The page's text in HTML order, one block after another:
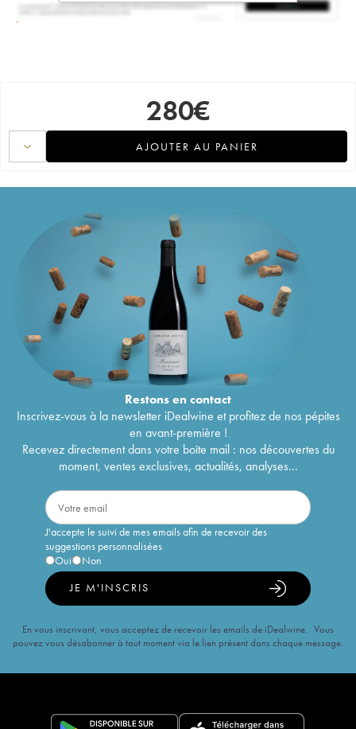
280€
AJOUTER AU PANIER
Restons encontact
Inscrivez-vous à la newsletter iDealwine et profitez de nos pépites
en avant-première !
Recevez directement dans votre boîte mail : nos découvertes du
moment, ventes exclusives, actualités, analyses...
J'accepte le suivi de mes emails afin de recevoir des
suggestions personnalisées
Oui
Non
JE M'INSCRIS
En vous inscrivant, vous acceptez de recevoir les emails de iDealwine. Vous
pouvez vous désabonner à tout moment via le lien présent dans chaque message.